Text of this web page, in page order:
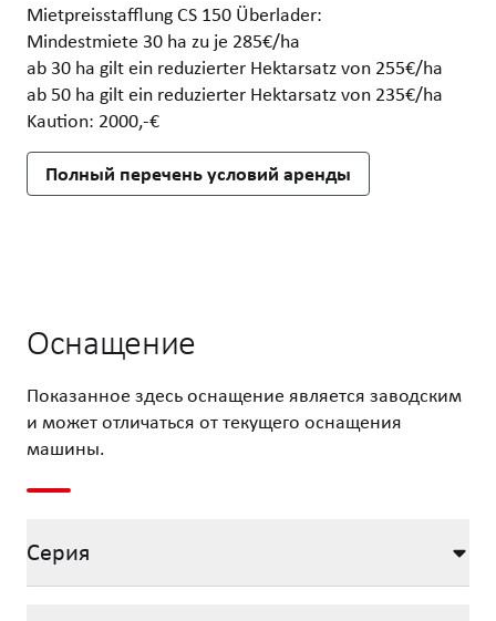
Mietpreisstafflung CS 150 Überlader:
Mindestmiete 30 ha zu je 285€/ha
ab 30 ha gilt ein reduzierter Hektarsatz von 255€/ha
ab 50 ha gilt ein reduzierter Hektarsatz von 235€/ha
Kaution: 2000,-€
Полный перечень условий аренды
Оснащение
Показанное здесь оснащение является заводским
и может отличаться от текущего оснащения
машины.
Серия